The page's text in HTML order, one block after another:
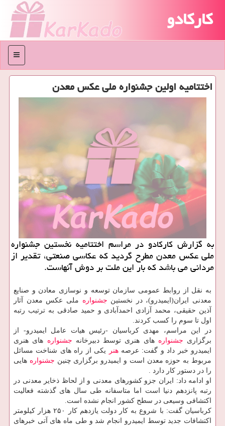
کارکادو
منو
اختتامیه اولین جشنواره ملی عكس معدن
به گزارش كاركادو در مراسم اختتامیه نخستین جشنواره
ملی عكس معدن مطرح گردید كه عكاسی صنعتی، تقدیر از
مردانی می باشد كه بار این ملت بر دوش آنهاست.
به نقل از روابط عمومی سازمان توسعه و نوسازی معادن و صنایع
معدنی ایران(ایمیدرو)، در نخستین جشنواره ملی عكس معدن آثار
آذین حقیقی، محمد آزادی احمدآبادی و حمید صادقی به ترتیب رتبه
اول تا سوم را كسب كردند.
در این مراسم، مهدی كرباسیان -رئیس هیات عامل ایمیدرو- از
برگزاری جشنواره های هنری توسط دبیرخانه جشنواره های هنری
ایمیدرو خبر داد و گفت: عرصههنر
یكی از راه های شناخت مسائل
مربوط به حوزه معدن است و ایمیدرو برگزاری چنین جشنواره هایی
را در دستور كار دارد .
او ادامه داد: ایران جزو كشورهای معدنی و از لحاظ ذخایر معدنی در
رتبه پانزدهم دنیا است اما متاسفانه طی سال های گذشته فعالیت
اكتشافی وسیعی در سطح كشور انجام نشده است.
كرباسیان گفت: با شروع به كار دولت یازدهم كار ۲۵۰ هزار كیلومتر
اكتشافات جدید توسط ایمیدرو انجام شد و طی ماه های آتی خبرهای